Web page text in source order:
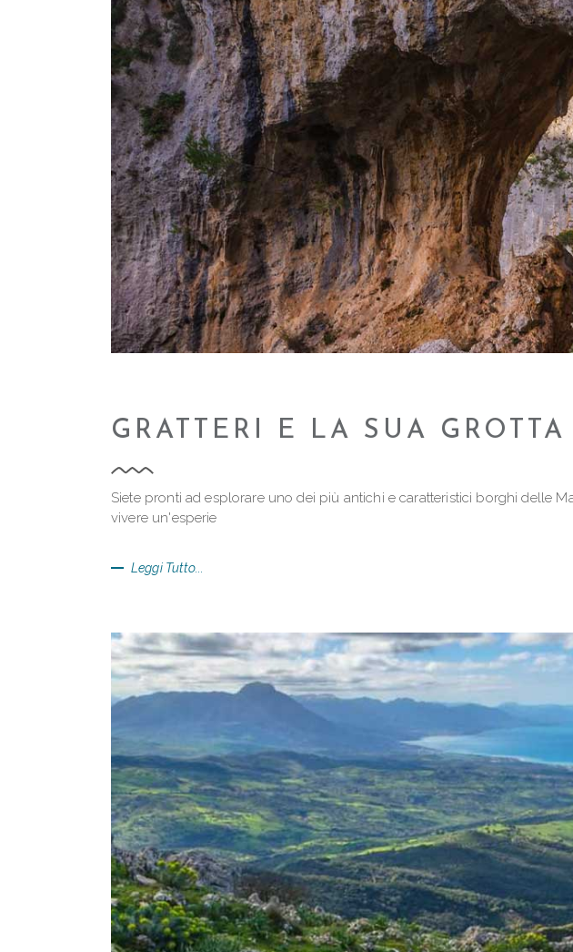
GRATTERI E LA SUA GROTTA
Siete pronti ad esplorare uno dei più antichi e caratteristici borghi delle
vivere un'esperie
Leggi Tutto...